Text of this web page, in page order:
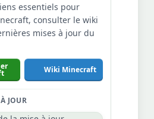
essentiels pour
consulter le wiki
mises à jour du
Wiki Minecraft
JOUR